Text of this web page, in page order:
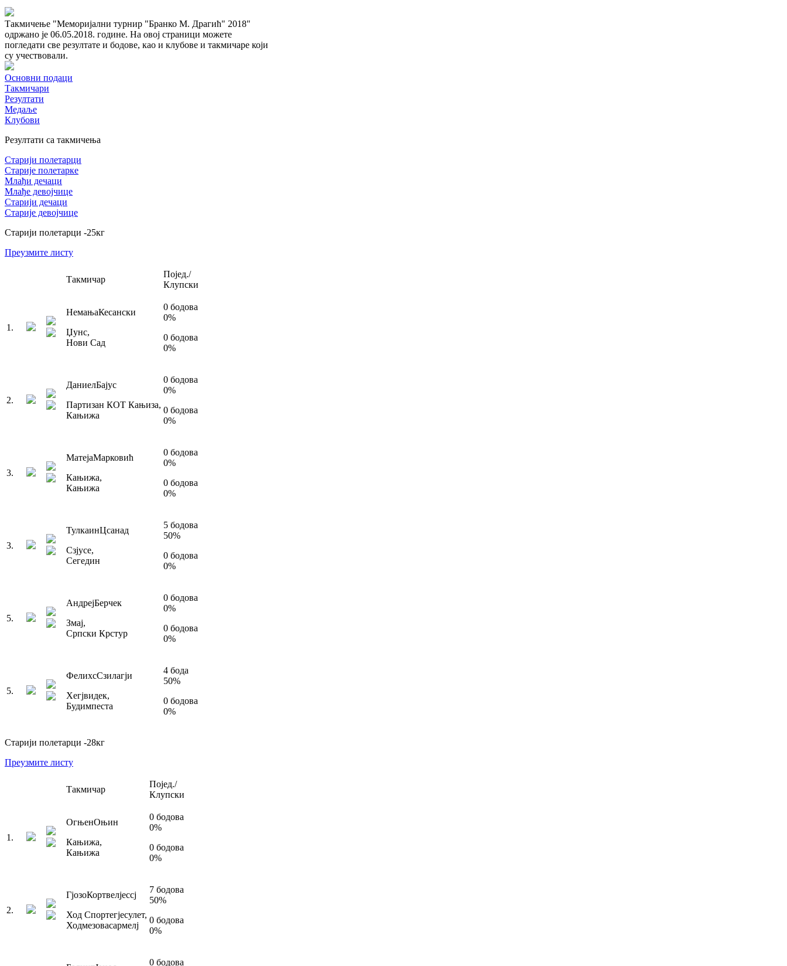
Такмичење "Меморијални турнир "Бранко М. Драгић" 2018"
одржано је 06.05.2018. године. На овој страници можете
погледати све резултате и бодове, као и клубове и такмичаре који
су учествовали.
Основни подаци
Такмичари
Резултати
Медаље
Клубови
Резултати са такмичења
Старији полетарци
Старије полетарке
Млађи дечаци
Млађе девојчице
Старији дечаци
Старије девојчице
Старији полетарци -25кг
Преузмите листу
Такмичар
Појед./
Клупски
1 .
НемањаКесански
Џунс,
Нови Сад
0 бодова
0%
0 бодова
0%
2.
ДаниелБајус
Партизан КОТ Кањиза,
Кањижа
0 бодова
0%
0 бодова
0%
3.
МатејаМарковић
Кањижа,
Кањижа
0 бодова
0%
0 бодова
0%
3.
ТулкаинЦсанад
Сзјусе,
Сегедин
5 бодова
50%
0 бодова
0%
5.
АндрејБерчек
Змај,
Српски Крстур
0 бодова
0%
0 бодова
0%
5.
ФелиxсСзилагји
Хегјвидек,
Будимпеста
4 бода
50%
0 бодова
0%
Старији полетарци -28кг
Преузмите листу
Такмичар
Појед./
Клупски
1 .
ОгњенОњин
Кањижа,
Кањижа
0 бодова
0%
0 бодова
0%
2.
ГјозоКортвелјессј
Ход Спортегјесулет,
Ходмезовасармелј
7 бодова
50%
0 бодова
0%
0 бодова